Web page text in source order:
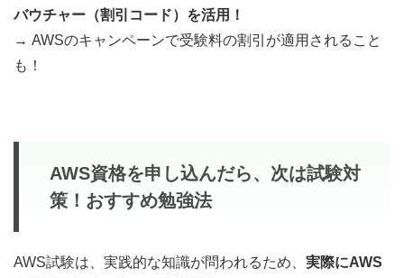
バウチャー（割引コード）を活用！
→ AWSのキャンペーンで受験料の割引が適用されること
も！
AWS資格を申し込んだら、次は試験対
策！おすすめ勉強法
AWS試験は、実践的な知識が問われるため、 実際にAWS